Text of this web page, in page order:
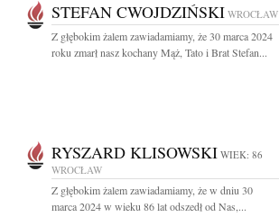
STEFAN CWOJDZIŃSKI WROCŁAW
Z głębokim żalem zawiadamiamy, że 30 marca 2024
roku zmarł nasz kochany Mąż, Tato i Brat Stefan...
RYSZARD KLISOWSKI WIEK: 86
WROCŁAW
Z głębokim żalem zawiadamiamy, że w dniu 30
marca 2024 w wieku 86 lat odszedł od Nas,...